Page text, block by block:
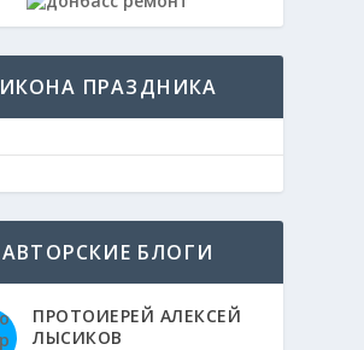
ИКОНА ПРАЗДНИКА
АВТОРСКИЕ БЛОГИ
ПРОТОИЕРЕЙ АЛЕКСЕЙ
ЛЫСИКОВ